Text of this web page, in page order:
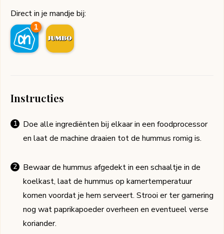
Direct in je mandje bij:
1
Instructies
Doe alle ingrediënten bij elkaar in een foodprocessor
en laat de machine draaien tot de hummus romig is.
Bewaar de hummus afgedekt in een schaaltje in de
koelkast, laat de hummus op kamertemperatuur
komen voordat je hem serveert. Strooi er ter garnering
nog wat paprikapoeder overheen en eventueel verse
koriander.